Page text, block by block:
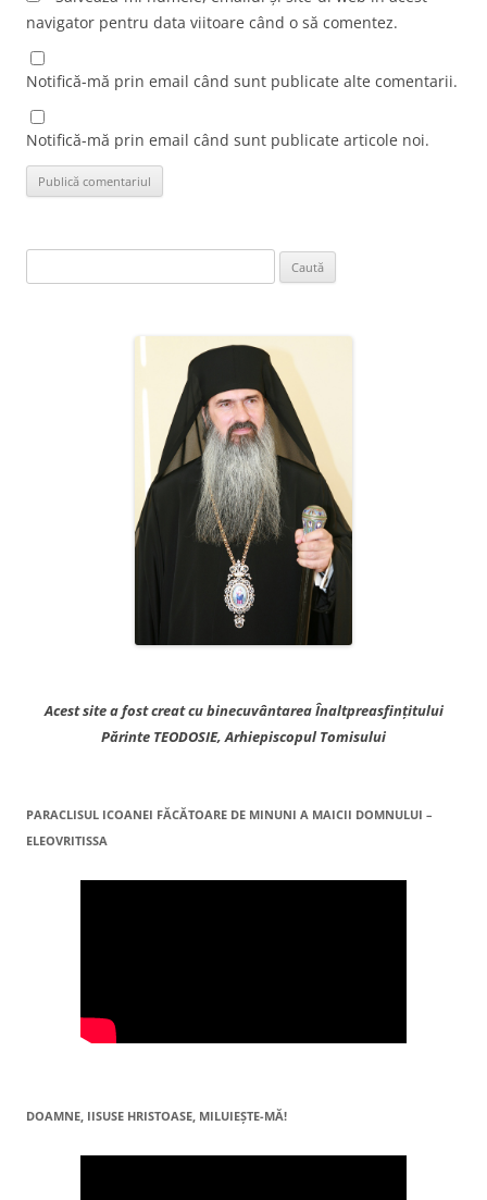
navigator pentru data viitoare când o să comentez.
Notifică-mă prin email când sunt publicate alte comentarii.
Notifică-mă prin email când sunt publicate articole noi.
după:
Acest site a fost creat cu binecuvântarea Înaltpreasfințitului
Părinte TEODOSIE, Arhiepiscopul Tomisului
PARACLISUL ICOANEI FĂCĂTOARE DE MINUNI A MAICII DOMNULUI –
ELEOVRITISSA
DOAMNE, IISUSE HRISTOASE, MILUIEŞTE-MĂ!